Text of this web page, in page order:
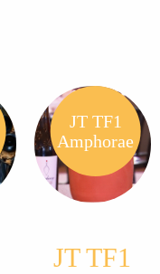
JT TF1
Amphorae
JT TF1